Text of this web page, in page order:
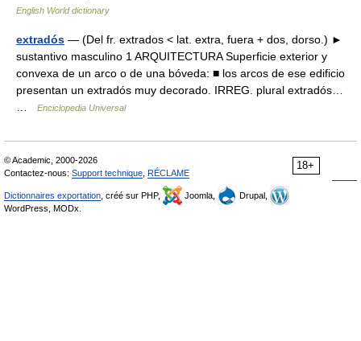
English World dictionary
extradós — (Del fr. extrados < lat. extra, fuera + dos, dorso.) ►
sustantivo masculino 1 ARQUITECTURA Superficie exterior y
convexa de un arco o de una bóveda: ■ los arcos de ese edificio
presentan un extradós muy decorado. IRREG. plural extradós…
Enciclopedia Universal
18+
© Academic, 2000-2026
Contactez-nous: Support technique RÉCLAME
Dictionnaires exportation , créé sur PHP, Joomla,
Drupal,
WordPress, MODx.